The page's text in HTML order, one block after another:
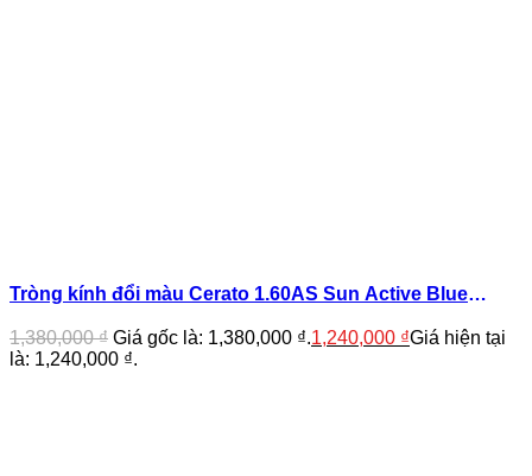
Tròng kính đổi màu Cerato 1.60AS Sun Active Blue
1,380,000₫ Giá gốc là: 1,380,000 ₫.1,240,000 ₫Giá hiện tại
là: 1,240,000 ₫.